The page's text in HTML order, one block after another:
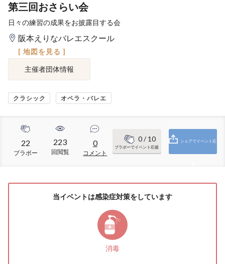
第三回おさらい会
日々の練習の成果をお披露目する会
阪本えりなバレエスクール
[ 地図を見る ]
主催者団体情報
クラシック オペラ・バレエ
22
ブラボー
223
回閲覧
0
コメント
0/ 10
ブラボーでイベント応援
シェアでイベント応
当イベントは感染症対策をしています
消毒